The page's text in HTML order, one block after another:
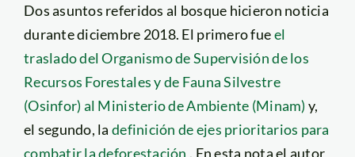
Dos asuntos referidos al bosque hicieron noticia
durante diciembre 2018. El primero fueel
traslado del Organismo de Supervisión de los
Recursos Forestales y de Fauna Silvestre
(Osinfor) al Ministerio de Ambiente (Minam) y,
el segundo, ladefinición de ejes prioritarios para
combatir la deforestación . En esta nota el autor